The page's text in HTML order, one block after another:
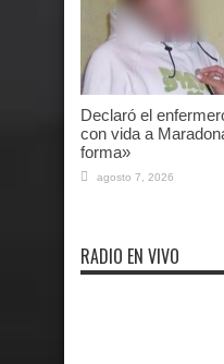
Declaró el
con vida a
forma»
agosto 7, 2026
RADIO EN VIVO